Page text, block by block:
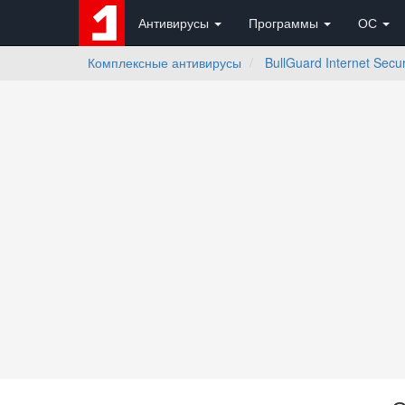
Антивирусы Программы ОС
Комплексные антивирусы BullGuard Internet